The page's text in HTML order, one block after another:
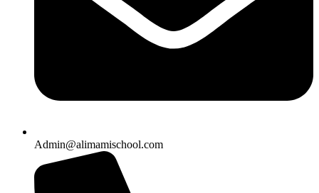
Admin@alimamischool.com